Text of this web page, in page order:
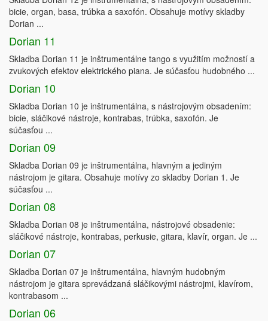
bicie, organ, basa, trúbka a saxofón. Obsahuje motívy skladby
Dorian ...
Dorian 11
Skladba Dorian 11 je inštrumentálne tango s využitím možností a
zvukových efektov elektrického piana. Je súčasťou hudobného ...
Dorian 10
Skladba Dorian 10 je inštrumentálna, s nástrojovým obsadením:
bicie, sláčikové nástroje, kontrabas, trúbka, saxofón. Je
súčasťou ...
Dorian 09
Skladba Dorian 09 je inštrumentálna, hlavným a jediným
nástrojom je gitara. Obsahuje motívy zo skladby Dorian 1. Je
súčasťou ...
Dorian 08
Skladba Dorian 08 je inštrumentálna, nástrojové obsadenie:
sláčikové nástroje, kontrabas, perkusie, gitara, klavír, organ. Je ...
Dorian 07
Skladba Dorian 07 je inštrumentálna, hlavným hudobným
nástrojom je gitara sprevádzaná sláčikovými nástrojmi, klavírom,
kontrabasom ...
Dorian 06